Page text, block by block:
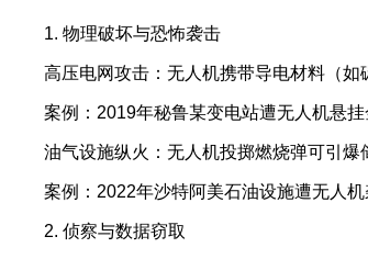
1. 物理破坏与恐怖袭击
高压电网攻击：无人机携带导电材料（如
案例：2019年秘鲁某变电站遭无人机悬
油气设施纵火：无人机投掷燃烧弹可引爆
案例：2022年沙特阿美石油设施遭无人机
2. 侦察与数据窃取